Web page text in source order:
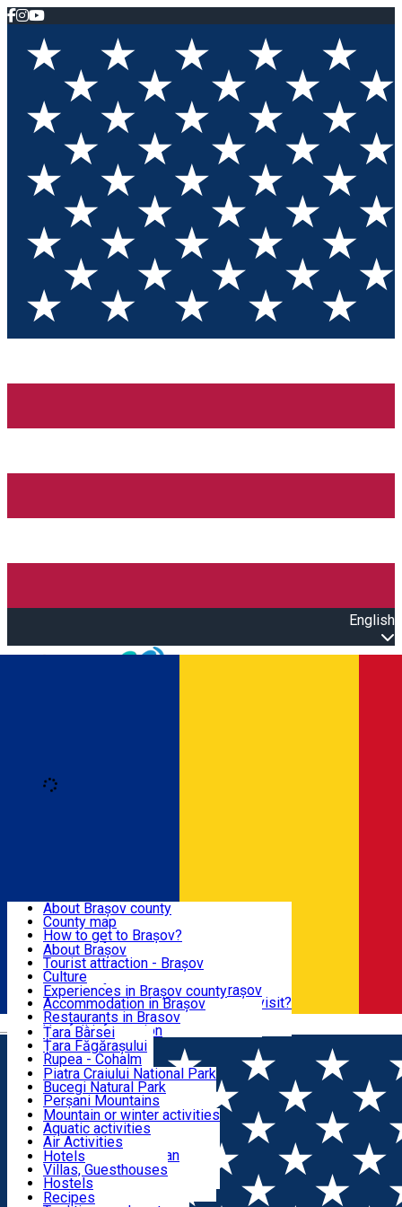
English
Română
BRAȘOV
EXPERIENCES
DESTINATIONS
NATURE
ACTIVE TOURISM
ACCOMMODATION
CULTURAL HERITAGE
About Brașov county
County map
How to get to Brașov?
Tourist Information Centers
Tourist Guides
Brașov Tourism Recommendations
Historical tourist attractions
What would a local recommend to visit?
Tourism news Brașov
Restaurants
About Brașov
Tourist attraction - Brașov
Culture
Tourist Information Center - Brașov
Accommodation in Brașov
Restaurants in Brasov
Usefull information
Experiences in Brașov county
Țara Bârsei
Țara Făgărașului
Rupea - Cohalm
ECO Destinations
Piatra Craiului National Park
Bucegi Natural Park
Perșani Mountains
Făgăraș Mountains
Postăvarul Peak
Măgura Codlei
Ciucaș Mountains
Protected areas
Other natural attractions
Speoturism
Mountain or winter activities
Aquatic activities
Air Activities
Adventure, Equestrian
Cycling, Running
Other activities
Hotels
Villas, Guesthouses
Hostels
Cottages
Recipes